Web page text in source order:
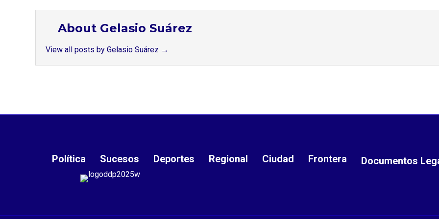
About Gelasio Suárez
View all posts by Gelasio Suárez →
Política Sucesos Deportes Regional Ciudad Frontera Documentos